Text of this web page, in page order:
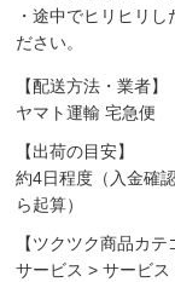
・途中でヒリヒリ
ださい。
【配送方法・業者】
ヤマト運輸 宅急便
【出荷の目安】
約4日程度（入金確
ら起算）
【ツクツク商品カテ
サービス >サービス